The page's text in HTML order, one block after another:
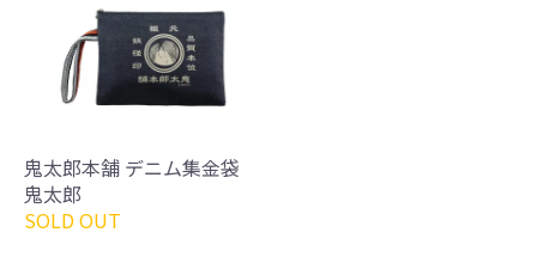
鬼太郎本舗 デニム集金袋
鬼太郎
SOLD OUT